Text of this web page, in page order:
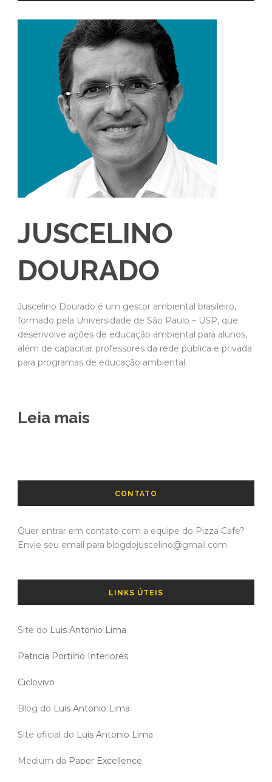
JUSCELINO
DOURADO
Juscelino Dourado é um gestor ambiental brasileiro,
formado pela Universidade de São Paulo – USP, que
desenvolve ações de educação ambiental para alunos,
além de capacitar professores da rede pública e privada
para programas de educação ambiental.
Leia mais
CONTATO
Quer entrar em contato com a equipe do Pizza Cafe?
Envie seu email para blogdojuscelino@gmail.com
LINKS ÚTEIS
Site do Luis Antonio Lima
Patricia Portilho Interiores
Ciclovivo
Blog do Luis Antonio Lima
Site oficial do Luis Antonio Lima
Medium da Paper Excellence